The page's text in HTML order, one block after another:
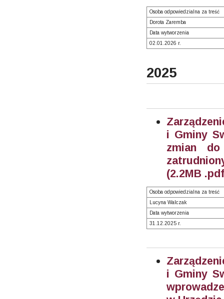
Osoba odpowiedzialna za treść
Dorota Zaremba
Data wytworzenia
02.01.2026 r.
2025
i Gminy
zmian do
(2.2MB
Osoba odpowiedzialna za treść
Lucyna Walczak
Data wytworzenia
31.12.2025 r.
i Gminy